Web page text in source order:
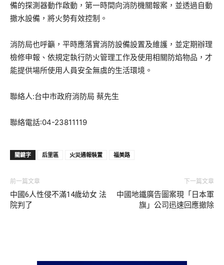
備的探測器動作啟動，第一時間向消防機關報案，並透過自動
撒水設備，將火勢有效控制。
消防局也呼籲，平時應落實消防設備設置及維護，並定期辦理
檢修申報、依規定執行防火管理工作及使用相關防焰物品，才
能提供場所使用人員安全無虞的生活環境。
聯絡人:台中市政府消防局 蔡先生
聯絡電話:04-23811119
關鍵字 后里區 火災通報裝置 福美路
前一篇文章
中國6人性侵不滿14歲幼女 法
院判了
下一篇文章
中國地鐵廣告圖案現「日本軍
旗」公司迅速回應撤除